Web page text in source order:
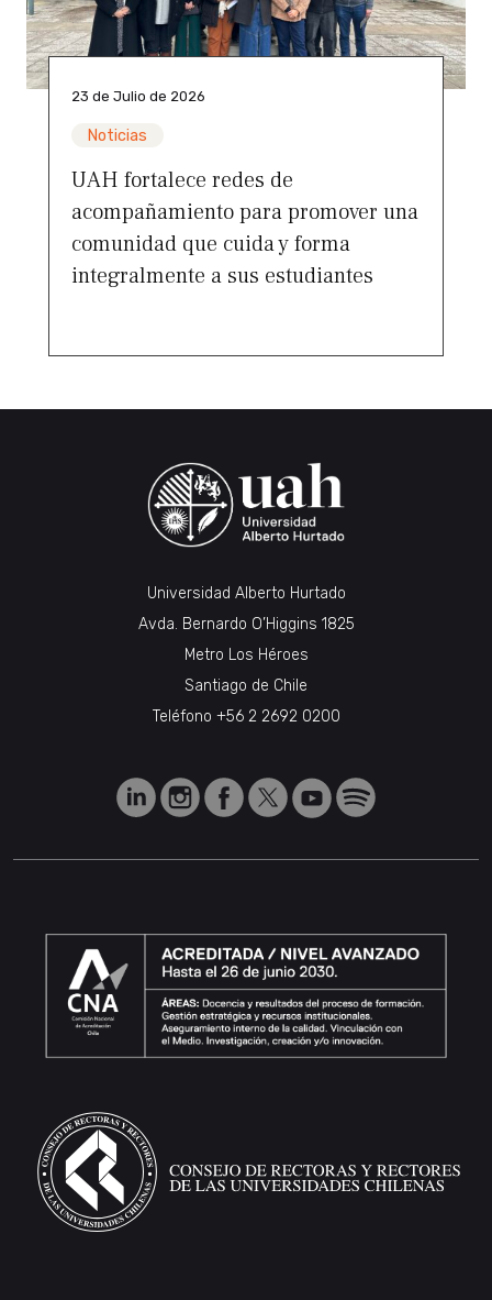
23 de Julio de 2026
Noticias
UAH fortalece redes de
acompañamiento para promover una
comunidad que cuida y forma
integralmente a sus estudiantes
Universidad Alberto Hurtado
Avda. Bernardo O’Higgins 1825
Metro Los Héroes
Santiago de Chile
Teléfono +56 2 2692 0200